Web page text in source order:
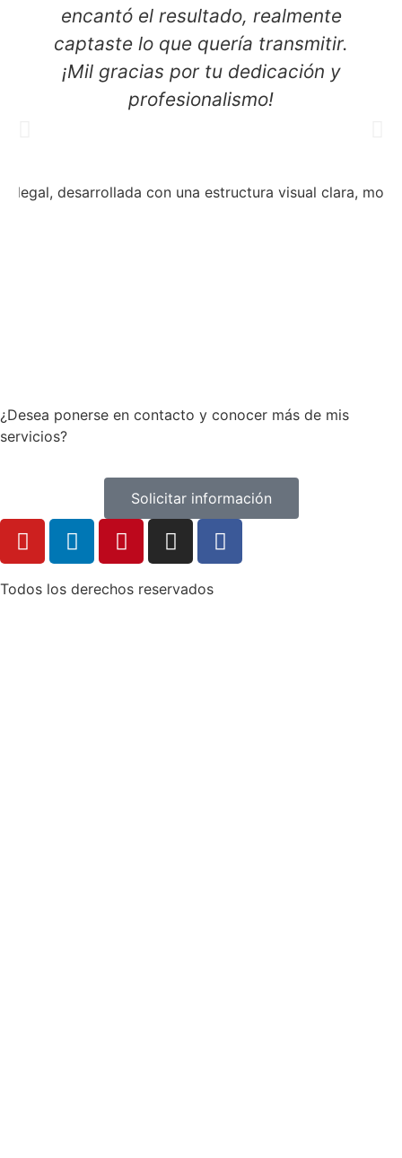
encantó el resultado, realmente
captaste lo que quería transmitir.
¡Mil gracias por tu dedicación y
profesionalismo!
¿Desea ponerse en contacto y conocer más de mis
servicios?
Solicitar información
Todos los derechos reservados